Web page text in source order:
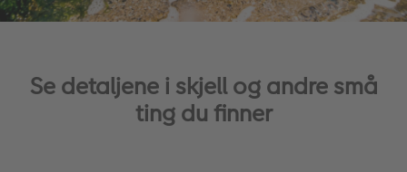
Se detaljene i skjell og andre små
ting du finner